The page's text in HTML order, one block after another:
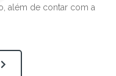
além de contar com a